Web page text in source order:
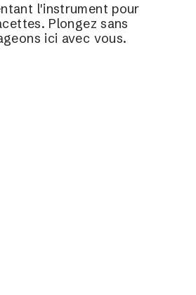
l'instrument pour
Plongez sans
ici avec vous.